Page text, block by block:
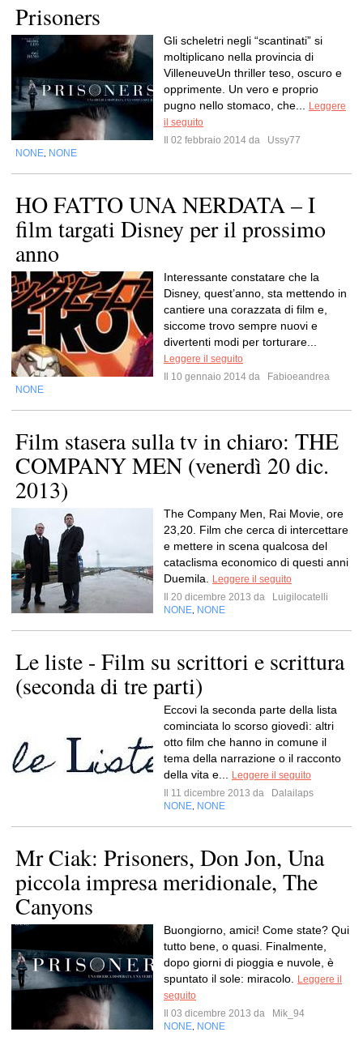
Prisoners
Gli scheletri negli “scantinati” si
moltiplicano nella provincia di
VilleneuveUn thriller teso, oscuro e
opprimente. Un vero e proprio
pugno nello stomaco, che...
Leggere
il seguito
Il 02 febbraio 2014 da
Ussy77
NONE NONE
HO FATTO UNA NERDATA – I
film targati Disney per il prossimo
anno
Interessante constatare che la
Disney, quest’anno, sta mettendo in
cantiere una corazzata di film e,
siccome trovo sempre nuovi e
divertenti modi per torturare...
Leggere il seguito
Il 10 gennaio 2014 da
Fabioeandrea
NONE
Film stasera sulla tv in chiaro: THE
COMPANY MEN (venerdì 20 dic.
2013)
The Company Men, Rai Movie, ore
23,20. Film che cerca di intercettare
e mettere in scena qualcosa del
cataclisma economico di questi anni
Duemila.
Leggere il seguito
Il 20 dicembre 2013 da
Luigilocatelli
NONE NONE
Le liste - Film su scrittori e scrittura
(seconda di tre parti)
Eccovi la seconda parte della lista
cominciata lo scorso giovedì: altri
otto film che hanno in comune il
tema della narrazione o il racconto
della vita e...
Leggere il seguito
Il 11 dicembre 2013 da
Dalailaps
NONE NONE
Mr Ciak: Prisoners, Don Jon, Una
piccola impresa meridionale, The
Canyons
Buongiorno, amici! Come state? Qui
tutto bene, o quasi. Finalmente,
dopo giorni di pioggia e nuvole, è
spuntato il sole: miracolo.
Leggere il
seguito
Il 03 dicembre 2013 da
Mik_94
NONE NONE